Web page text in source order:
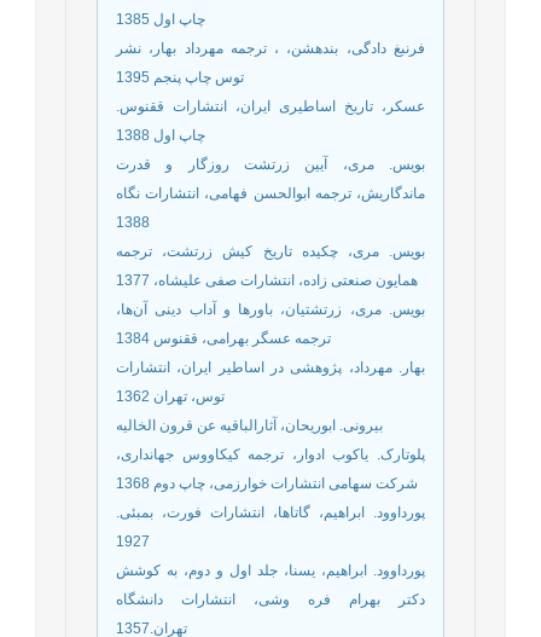
چاپ اول 1385
فرنبغ دادگی، بندهشن، ، ترجمه مهرداد بهار، نشر
توس چاپ پنجم 1395
عسکر، تاریخ اساطیری ایران، انتشارات ققنوس.
چاپ اول 1388
بویس. مری، آیین زرتشت روزگار و قدرت
ماندگاریش، ترجمه ابوالحسن فهامی، انتشارات نگاه
1388
بویس. مری، چکیده تاریخ کیش زرتشت، ترجمه
همایون صنعتی زاده، انتشارات صفی علیشاه، 1377
بویس. مری، زرتشتیان، باورها و آداب دینی آن‌ها،
ترجمه عسگر بهرامی، ققنوس 1384
بهار. مهرداد، پژوهشی در اساطیر ایران، انتشارات
توس، تهران 1362
بیرونی. ابوریحان، آثارالباقیه عن قرون الخالیه
پلوتارک. یاکوب ادوار، ترجمه کیکاووس جهانداری،
شرکت سهامی انتشارات خوارزمی، چاپ دوم 1368
پورداوود. ابراهیم، گاتاها، انتشارات فورت، بمبئی.
1927
پورداوود. ابراهیم، یسنا، جلد اول و دوم، به کوشش
دکتر بهرام فره وشی، انتشارات دانشگاه
تهران.1357